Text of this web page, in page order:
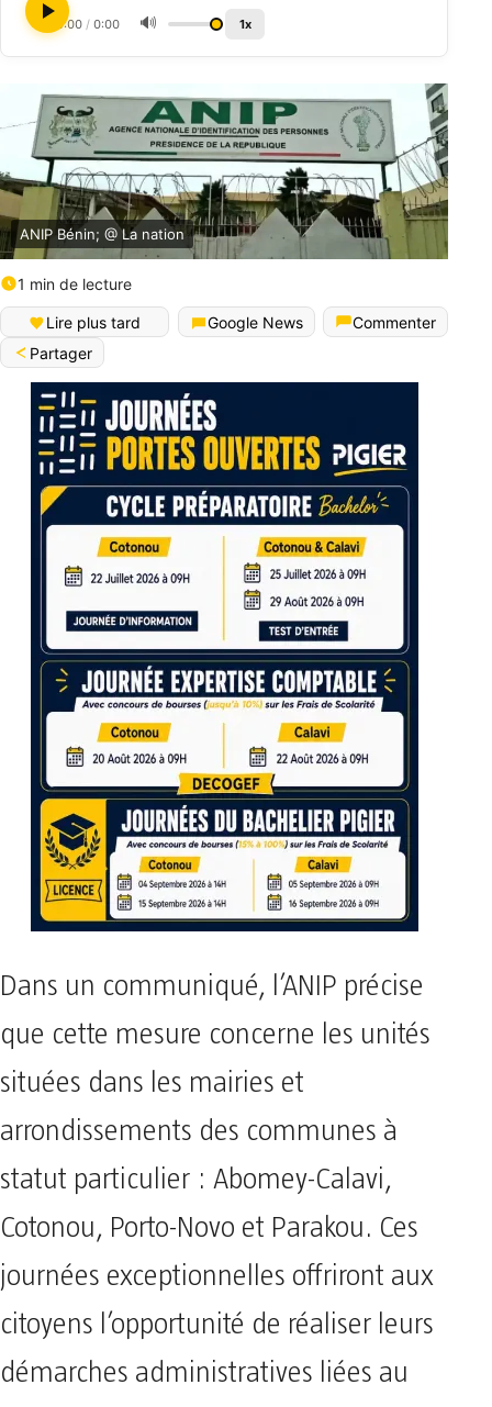
0:00 / 0:00 🔊 1x
ANIP Bénin; @ La nation
1 min de lecture
Lire plus tard Google News
Commenter
Partager
Dans un communiqué, l’ANIP précise
que cette mesure concerne les unités
situées dans les mairies et
arrondissements des communes à
statut particulier : Abomey-Calavi,
Cotonou, Porto-Novo et Parakou. Ces
journées exceptionnelles offriront aux
citoyens l’opportunité de réaliser leurs
démarches administratives liées au